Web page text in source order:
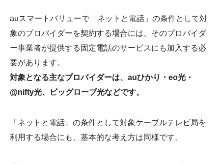
auスマートバリューで「ネットと電話」の条件として対
象のプロバイダーを契約する場合には、そのプロバイダ
ー事業者が提供する固定電話のサービスにも加入する必
要があります。
対象となる主なプロバイダーは、auひかり・eo光・
@nifty光、ビッグローブ光などです。
「ネットと電話」の条件として対象ケーブルテレビ局を
利用する場合にも、基本的な考え方は同様です。